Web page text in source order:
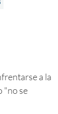
a la
"no se